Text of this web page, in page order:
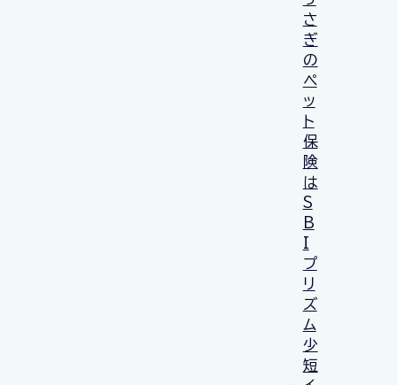
さ
ぎ
の
ペ
ッ
ト
保
険
は
S
B
I
プ
リ
ズ
ム
少
短